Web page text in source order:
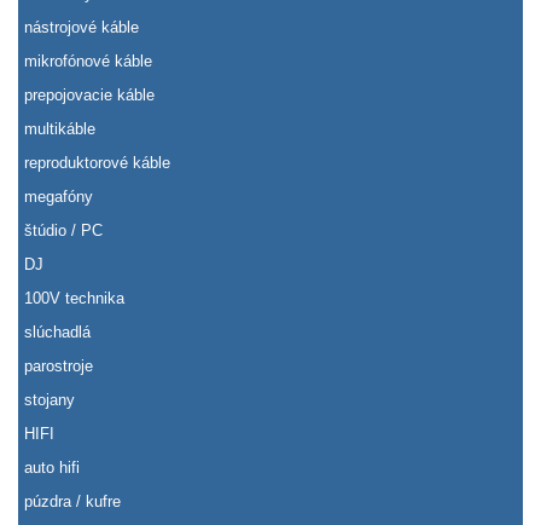
nástrojové káble
mikrofónové káble
prepojovacie káble
multikáble
reproduktorové káble
megafóny
štúdio / PC
DJ
100V technika
slúchadlá
parostroje
stojany
HIFI
auto hifi
púzdra / kufre